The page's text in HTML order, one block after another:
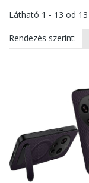
Látható 1 - 13 od 13
Rendezés szerint: